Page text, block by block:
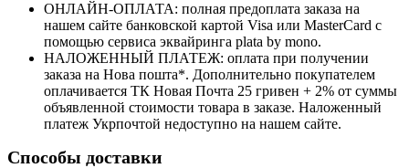
ОНЛАЙН-ОПЛАТА: полная предоплата заказа на
нашем сайте банковской картой Visa или MasterCard с
помощью сервиса эквайринга plata by mono.
НАЛОЖЕННЫЙ ПЛАТЕЖ: оплата при получении
заказа на Нова пошта*. Дополнительно покупателем
оплачивается ТК Новая Почта 25 гривен + 2% от суммы
объявленной стоимости товара в заказе. Наложенный
платеж Укрпочтой недоступно на нашем сайте.
Способы доставки